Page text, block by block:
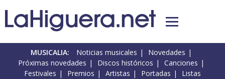
MUSICALIA: Noticias musicales
Novedades
Próximas novedades
Discos históricos
Canciones
Festivales
Premios Artistas Portadas Listas